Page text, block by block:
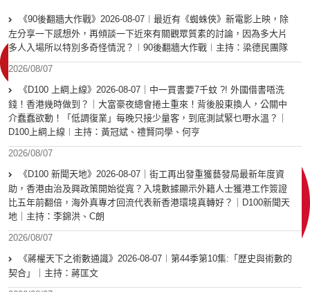
《90後翻牆大作戰》2026-08-07︱最近有《蜘蛛俠》新電影上映，除
左分享一下感想外，再傾談一下近來有關觀眾質素的討論，因為多大片
多人入場所以特別多奇怪情況？︱90後翻牆大作戰︱主持：梁德民團隊
2026/08/07
《D100 上綱上線》2026-08-07｜中一買書要7千蚊 ?! 外國借書唔洗
錢！香港幾時做到？｜大富豪夜總會捲土重來！背後股東換人，公關中
介蠢蠢欲動！「低調復業」每晚只接少量客，到底測試緊乜嘢水溫？｜
D100上綱上線︱主持：黃冠斌、禮賢同學、何亨
2026/08/07
《D100 新聞天地》2026-08-07｜街工再出發重獲藝發局最新年度資
助，香港由治及興政策開始從寬？入境數據顯示外籍人士獲港工作簽證
比五年前翻倍，海外真專才回流代表新香港環境真轉好？｜D100新聞天
地｜主持：李錦洪、C朗
2026/08/07
《蔣權天下之術數通識》2026-08-07︱第44季第10集:「歴史與術數的
契合」｜主持：蔣匡文